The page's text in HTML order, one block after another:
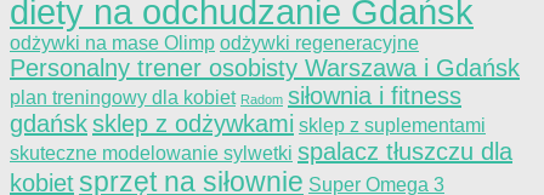
diety na odchudzanie Gdańsk
odżywki na mase Olimp odżywki regeneracyjne
Personalny trener osobisty Warszawa i Gdańsk
plan treningowy dla kobiet Radom siłownia i fitness
gdańsksklep z odżywkami sklep z suplementami
skuteczne modelowanie sylwetki spalacz tłuszczu dla
kobiet sprzęt na siłownie Super Omega 3